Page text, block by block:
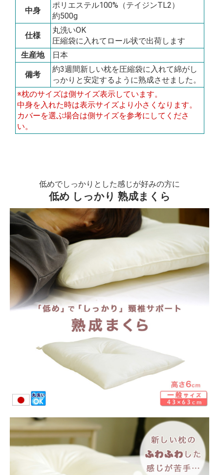
中身
ポリエステル100%（テイジンTL2）
約500g
仕様
丸洗いOK
圧縮袋に入れてロール状で出荷します
生産地
日本
備考
約3週間新しい枕を圧縮袋に入れて綿がし
っかりと安定するように熟成させました。
※枕のサイズは側サイズ表示しています。
中身を入れた時は表示サイズより小さくなります。
カバーを選ぶ場合は側サイズを参考にしてくださ
い。
低めでしっかりとした感じが好みの方に
低め しっかり 熟成まくら